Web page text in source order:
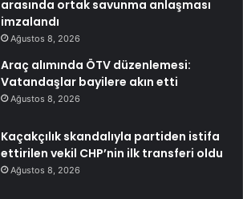
arasında ortak savunma anlaşması
imzalandı
Ağustos 8, 2026
Araç alımında ÖTV düzenlemesi:
Vatandaşlar bayilere akın etti
Ağustos 8, 2026
Kaçakçılık skandalıyla partiden istifa
ettirilen vekil CHP’nin ilk transferi oldu
Ağustos 8, 2026